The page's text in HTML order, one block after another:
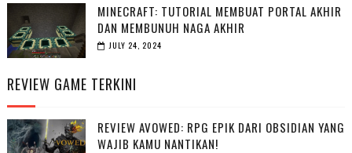
MINECRAFT: TUTORIAL MEMBUAT PORTAL AKHIR
DAN MEMBUNUH NAGA AKHIR
JULY 24, 2024
REVIEW GAME TERKINI
REVIEW AVOWED: RPG EPIK DARI OBSIDIAN YANG
WAJIB KAMU NANTIKAN!